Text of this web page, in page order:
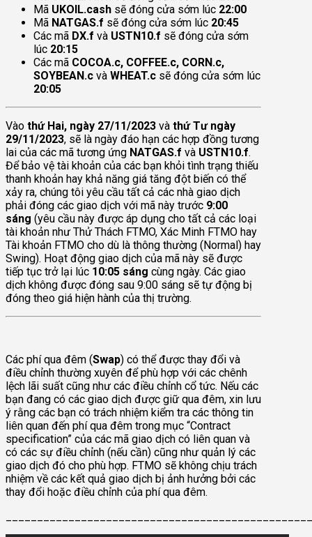
Mã UKOIL.cash sẽ đóng cửa sớm lúc 22:00
Mã NATGAS.f sẽ đóng cửa sớm lúc 20:45
Các mã DX.f và USTN10.f sẽ đóng cửa sớm
lúc 20:15
Các mã COCOA.c, COFFEE.c, CORN.c,
SOYBEAN.c và WHEAT.c sẽ đóng cửa sớm lúc
20:05
Vào thứ Hai, ngày 27/11/2023 và thứ Tư ngày
29/11/2023, sẽ là ngày đáo hạn các hợp đồng tương
lai của các mã tương ứng NATGAS.f và USTN10.f.
Để bảo vệ tài khoản của các bạn khỏi tình trạng thiếu
thanh khoản hay khả năng giá tăng đột biến có thể
xảy ra, chúng tôi yêu cầu tất cả các nhà giao dịch
phải đóng các giao dịch với mã này trước 9:00
sáng (yêu cầu này được áp dụng cho tất cả các loại
tài khoản như Thử Thách FTMO, Xác Minh FTMO hay
Tài khoản FTMO cho dù là thông thường (Normal) hay
Swing). Hoạt động giao dịch của mã này sẽ được
tiếp tục trở lại lúc 10:05 sáng cùng ngày. Các giao
dịch không được đóng sau 9:00 sáng sẽ tự động bị
đóng theo giá hiện hành của thị trường.
Các phí qua đêm (Swap) có thể được thay đổi và
điều chỉnh thường xuyên để phù hợp với các chênh
lệch lãi suất cũng như các điều chỉnh cổ tức. Nếu các
bạn đang có các giao dịch được giữ qua đêm, xin lưu
ý rằng các bạn có trách nhiệm kiểm tra các thông tin
liên quan đến phí qua đêm trong mục “Contract
specification” của các mã giao dịch có liên quan và
có các sự điều chỉnh (nếu cần) cũng như quản lý các
giao dịch đó cho phù hợp. FTMO sẽ không chịu trách
nhiệm về các kết quả giao dịch bị ảnh hưởng bởi các
thay đổi hoặc điều chỉnh của phí qua đêm.